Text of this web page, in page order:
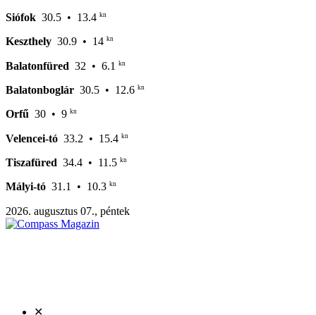
Siófok 30.5 • 13.4 kn
Keszthely 30.9 • 14 kn
Balatonfüred 32 • 6.1 kn
Balatonboglár 30.5 • 12.6 kn
Orfű 30 • 9 kn
Velencei-tó 33.2 • 15.4 kn
Tiszafüred 34.4 • 11.5 kn
Mályi-tó 31.1 • 10.3 kn
2026. augusztus 07., péntek
✕